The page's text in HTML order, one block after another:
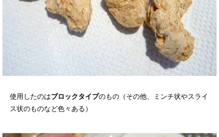
使用したのはブロックタイプのもの（その他、ミンチ状やスライ
ス状のものなど色々ある）